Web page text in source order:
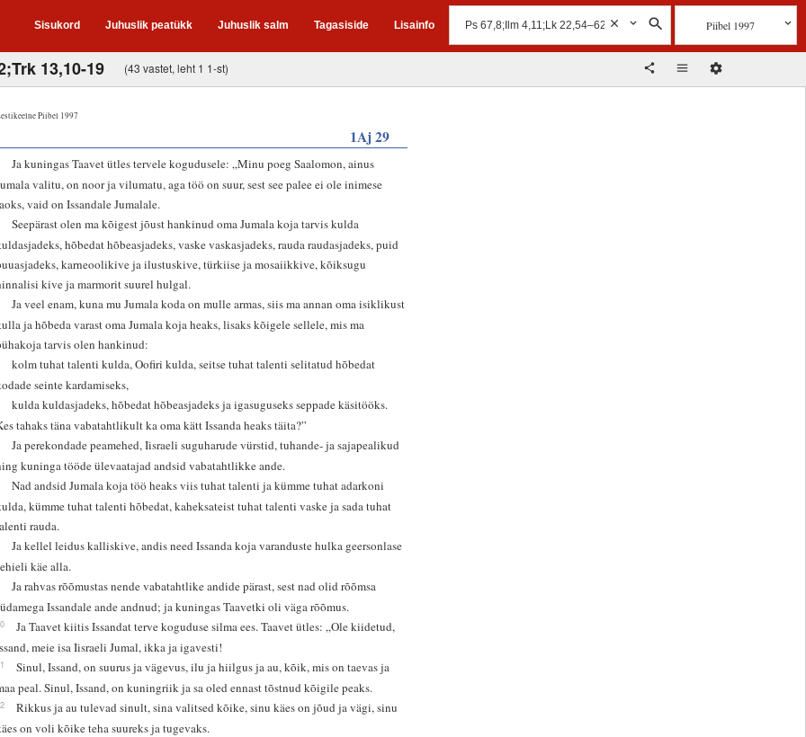
Sisukord Juhuslik peatükk Juhuslik salm Tagasiside Lisainfo Piibel 1997
13,10-19 (43 vastet, leht 1 1-st)
Piibel 1997
1Aj 29
Ja kuningas Taavet ütles tervele kogudusele: „Minu poeg Saalomon, ainus
valitu, on noor ja vilumatu, aga töö on suur, sest see palee ei ole inimese
vaid on Issandale Jumalale.
Seepärast olen ma kõigest jõust hankinud oma Jumala koja tarvis kulda
hõbedat hõbeasjadeks, vaske vaskasjadeks, rauda raudasjadeks, puid
karneoolikive ja ilustuskive, türkiise ja mosaiikkive, kõiksugu
kive ja marmorit suurel hulgal.
Ja veel enam, kuna mu Jumala koda on mulle armas, siis ma annan oma isiklikust
ja hõbeda varast oma Jumala koja heaks, lisaks kõigele sellele, mis ma
tarvis olen hankinud:
kolm tuhat talenti kulda, Oofiri kulda, seitse tuhat talenti selitatud hõbedat
seinte kardamiseks,
kulda kuldasjadeks, hõbedat hõbeasjadeks ja igasuguseks seppade käsitööks.
tahaks täna vabatahtlikult ka oma kätt Issanda heaks täita?”
Ja perekondade peamehed, Iisraeli suguharude vürstid, tuhande- ja sajapealikud
kuninga tööde ülevaatajad andsid vabatahtlikke ande.
Nad andsid Jumala koja töö heaks viis tuhat talenti ja kümme tuhat adarkoni
kümme tuhat talenti hõbedat, kaheksateist tuhat talenti vaske ja sada tuhat
rauda.
Ja kellel leidus kalliskive, andis need Issanda koja varanduste hulka geersonlase
käe alla.
Ja rahvas rõõmustas nende vabatahtlike andide pärast, sest nad olid rõõmsa
Issandale ande andnud; ja kuningas Taavetki oli väga rõõmus.
Ja Taavet kiitis Issandat terve koguduse silma ees. Taavet ütles: „Ole kiidetud,
meie isa Iisraeli Jumal, ikka ja igavesti!
Sinul, Issand, on suurus ja vägevus, ilu ja hiilgus ja au, kõik, mis on taevas ja
peal. Sinul, Issand, on kuningriik ja sa oled ennast tõstnud kõigile peaks.
Rikkus ja au tulevad sinult, sina valitsed kõike, sinu käes on jõud ja vägi, sinu
on voli kõike teha suureks ja tugevaks.